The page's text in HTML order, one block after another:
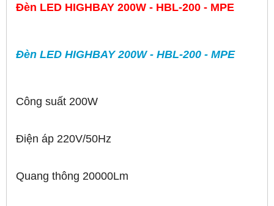
Đèn LED HIGHBAY 200W - HBL-200 - MPE
Đèn LED HIGHBAY 200W - HBL-200 - MPE
Công suất 200W
Điện áp 220V/50Hz
Quang thông 20000Lm